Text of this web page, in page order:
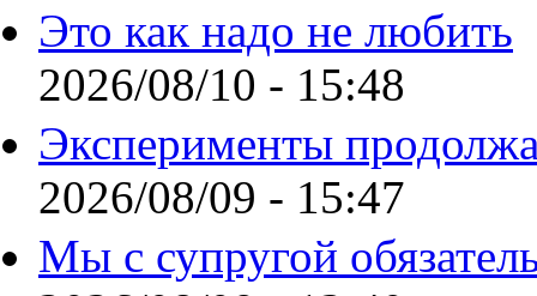
Это как надо не любить
2026/08/10 - 15:48
Эксперименты
2026/08/09 - 15:47
Мы с супругой